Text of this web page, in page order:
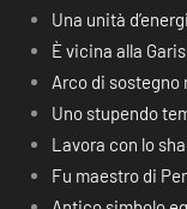
Una unità
È vicina alla
Arco di
Uno stupendo
Lavora con lo
Fu maestro di